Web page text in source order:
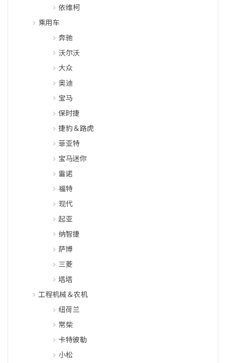
依维柯
乘用车
奔驰
沃尔沃
大众
奥迪
宝马
保时捷
捷豹＆路虎
菲亚特
宝马迷你
雷诺
福特
现代
起亚
纳智捷
萨博
三菱
塔塔
工程机械＆农机
纽荷兰
常柴
卡特彼勒
小松